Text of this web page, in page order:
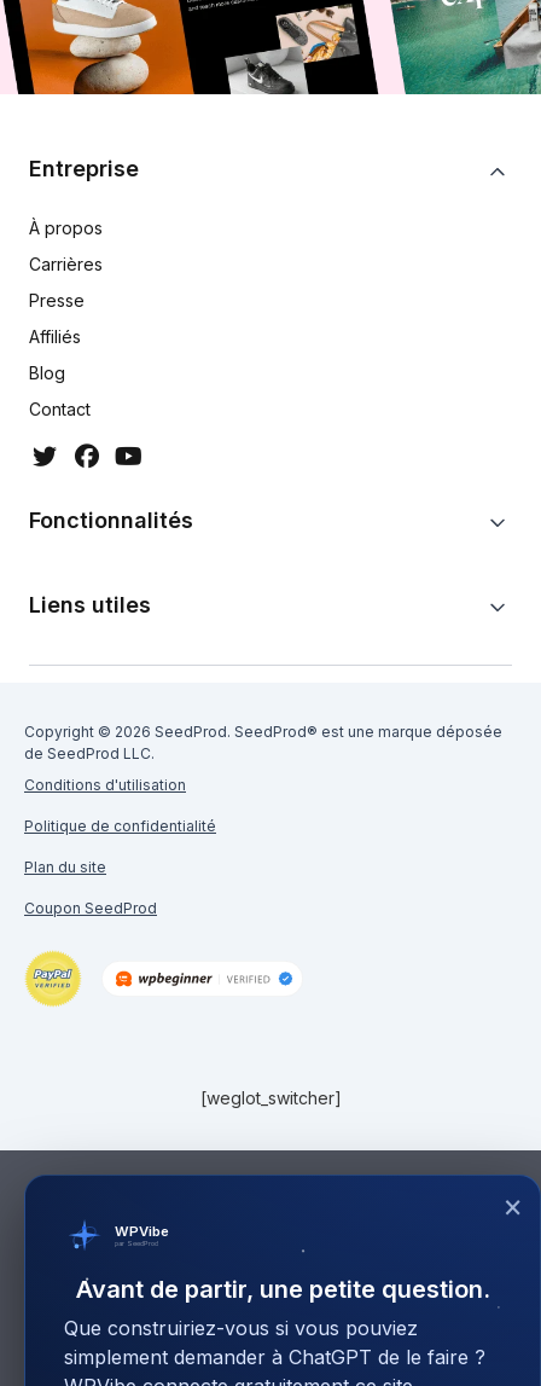
Entreprise
À propos
Carrières
Presse
Affiliés
Blog
Contact
Fonctionnalités
Liens utiles
Copyright © 2026 SeedProd. SeedProd® est une marque déposée
de SeedProd LLC.
Conditions d'utilisation
Politique de confidentialité
Plan du site
Coupon SeedProd
[weglot_switcher]
×
WPVibe
par SeedProd
Avant de partir, une petite question.
Que construiriez-vous si vous pouviez
simplement demander à ChatGPT de le faire ?